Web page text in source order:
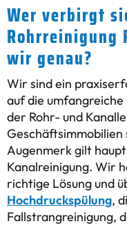
Wer verbirgt
Rohrreinigung
wir genau?
Wir sind ein
auf die umfangreiche
der Rohr- und
Augenmerk gilt
Kanalreinigung. Wir
richtige Lösung und
Hochdruckspülung,
Fallstrangreinigung,